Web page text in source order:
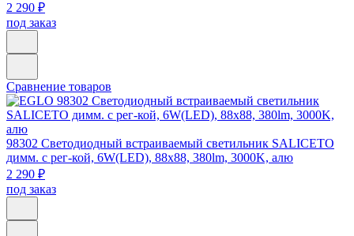
2 290 ₽
под заказ
Сравнение товаров
98302 Светодиодный встраиваемый светильник SALICETO
димм. с рег-кой, 6W(LED), 88х88, 380lm, 3000K, алю
2 290 ₽
под заказ